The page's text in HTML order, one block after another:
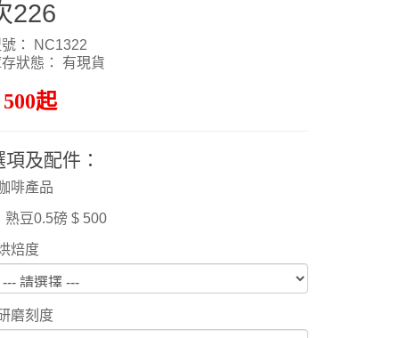
226
： NC1322
狀態： 有現貨
起
項及配件：
啡產品
熟豆0.5磅 $ 500
焙度
磨刻度